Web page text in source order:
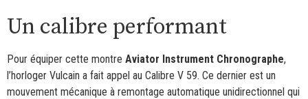
Un calibre performant
Pour équiper cette montre Aviator Instrument Chronographe,
l’horloger Vulcain a fait appel au Calibre V 59. Ce dernier est un
mouvement mécanique à remontage automatique unidirectionnel qui